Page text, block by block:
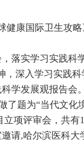
健康国际卫生攻
落实学习实践科
深入学习实践科
学发展观报告
题为“当代文化
项评审会，共有
请,哈尔滨医科